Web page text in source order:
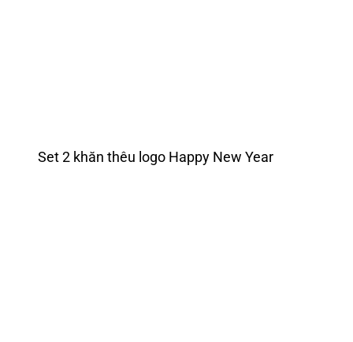
Set 2 khăn thêu logo Happy New Year